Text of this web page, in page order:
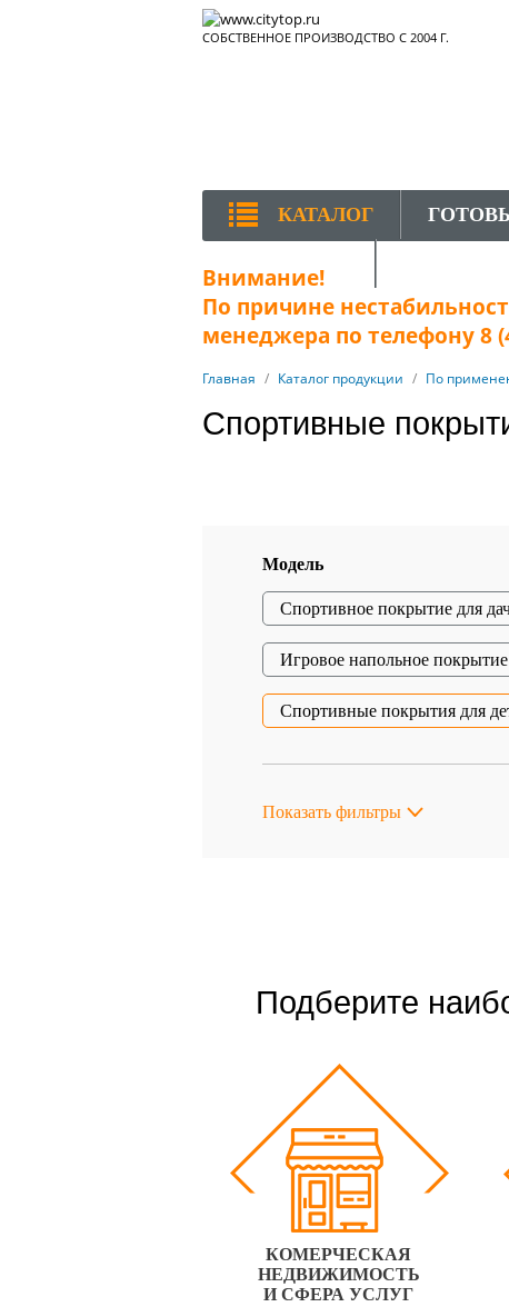
СОБСТВЕННОЕ ПРОИЗВОДСТВО С 2004 Г.
КАТАЛОГ
Внимание!
По причине
менеджера по телефону 8
Главная / Каталог продукции / По
Спортивные
Модель
Спортивное покрытие для
Игровое напольное покрытие
Спортивные покрытия для
Показать фильтры
Подберите
КОМЕРЧЕСКАЯ
НЕДВИЖИМОСТЬ
И СФЕРА УСЛУГ